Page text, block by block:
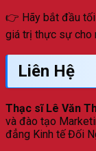
👉 Hãy bắt đầu
giá trị thực sự cho
Liên Hệ
Thạc sĩ Lê Văn
và đào tạo
đẳng Kinh tế Đối